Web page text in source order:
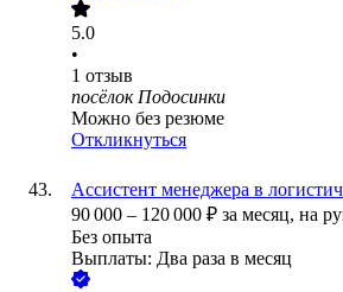
5.0
•
1 отзыв
посёлок Подосинки
Можно без резюме
Откликнуться
Ассистент менеджера в
90 000 – 120 000 ₽ за месяц, на
Без опыта
Выплаты: Два раза в месяц